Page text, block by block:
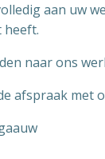
aan uw
heeft.
naar ons
afspraak met